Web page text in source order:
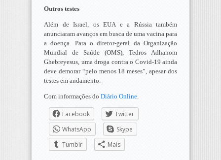
Outros testes
Além de Israel, os EUA e a Rússia também
anunciaram avanços em busca de uma vacina para
a doença. Para o diretor-geral da Organização
Mundial de Saúde (OMS), Tedros Adhanom
Ghebreyesus, uma droga contra o Covid-19 ainda
deve demorar “pelo menos 18 meses”, apesar dos
testes em andamento.
Com informações do Diário Online.
Facebook
Twitter
WhatsApp
Skype
Tumblr
Mais